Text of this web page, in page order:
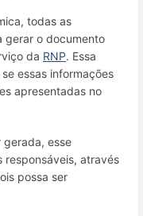
todas as
gerar o documento
da RNP. Essa
essas informações
apresentadas no
gerada, esse
responsáveis, através
possa ser